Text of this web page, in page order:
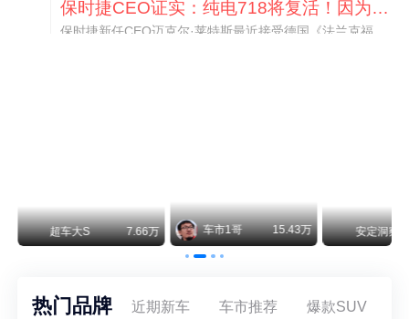
保时捷新任CEO迈克尔·莱特斯最近接受德国《法兰克福汇报》采访，直接给纯电718项目吃了颗定心丸。之前外界传得沸沸扬扬，说这个项目可能推迟甚至取消，现在CEO亲自出面澄清：“关于电动718，我们已经得出结论，将会打造这款车型，因为这是经济上的最佳解决方案，也会是一款非常出色的汽车。”
阿维塔07L限时权益价21.99万起，张凌赫成首位车主
超车大S 7.66万 车市1哥 15.43万 安定洞察
热门品牌 近期新车 车市推荐 爆款SUV